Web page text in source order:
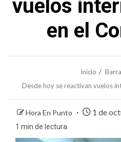
vuelos
en el
Inicio
Desde hoy se reactivan vuelos
Hora En Punto 1 de
1 min de lectura